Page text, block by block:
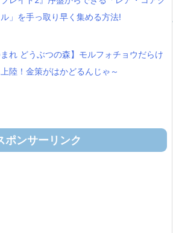
」を手っ取り早く集める方法!
まれ どうぶつの森】モルフォチョウだらけ
陸！金策がはかどるんじゃ～
ポンサーリンク